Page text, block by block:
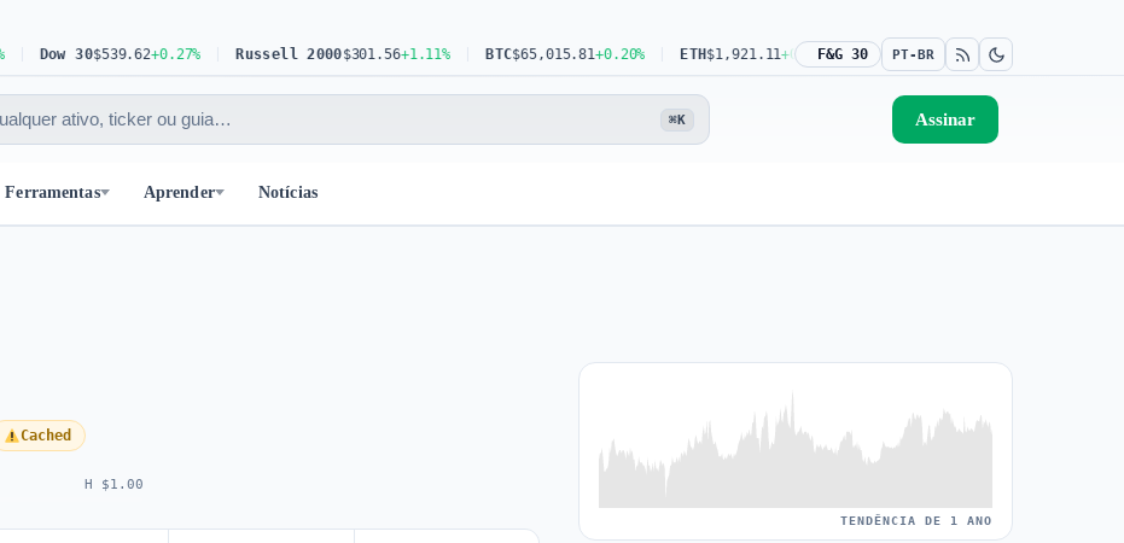
Dow 30$539.62+0.27% Russell 2000 $301.56+1.11% BTC $65,015.81+0.20% ETH $1,921.11+0.32% USDT$0.99930.00% BNB
F&G 30 PT-BR
⌘K Assinar
Ferramentas Aprender Notícias
Cached
H $1.00
TENDÊNCIA DE 1 ANO